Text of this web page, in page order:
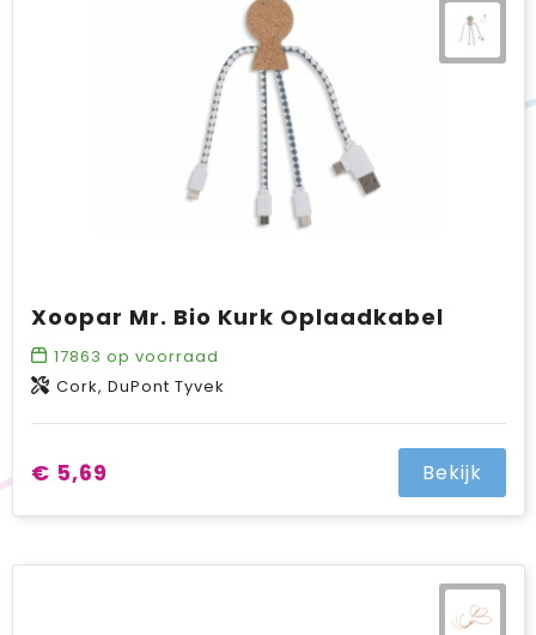
Xoopar Mr. Bio Kurk Oplaadkabel
17863 op voorraad
Cork, DuPont Tyvek
€ 5,69 Bekijk